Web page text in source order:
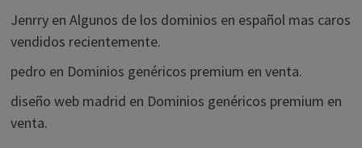
Jenrryen Algunos de los dominios en español mas caros
vendidos recientemente.
pedro en Dominios genéricos premium en venta.
diseño web madrid en Dominios genéricos premium en
venta.